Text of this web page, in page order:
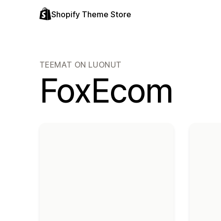
Shopify Theme Store
TEEMAT ON LUONUT
FoxEcom